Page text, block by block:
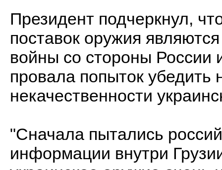
Президент подчеркнул,
поставок оружия
войны со стороны России
провала попыток убедить
некачественности
"Сначала пытались
информации внутри